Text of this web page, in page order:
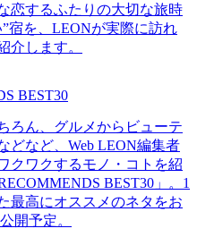
恋するふたりの大切な旅時
宿を、LEONが実際に訪れ
介します。
BEST30
ろん、グルメからビューテ
どなど、Web LEON編集者
クワクするモノ・コトを紹
BEST30」。1
最高にオススメのネタをお
開予定。